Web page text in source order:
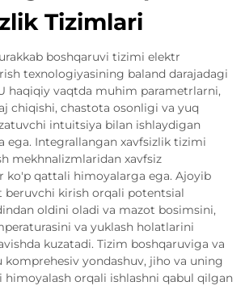
Tizimlari
boshqaruvi tizimi elektr
texnologiyasining baland darajadagi
haqiqiy vaqtda muhim parametrlarni,
chiqishi, chastota osonligi va yuq
intuitsiya bilan ishlaydigan
ega. Integrallangan xavfsizlik tizimi
mekhnalizmlaridan xavfsiz
ko'p qattali himoyalarga ega. Ajoyib
beruvchi kirish orqali potentsial
oldini oladi va mazot bosimsini,
va yuklash holatlarini
kuzatadi. Tizim boshqaruviga va
komprehesiv yondashuv, jiho va uning
himoyalash orqali ishlashni qabul qilgan